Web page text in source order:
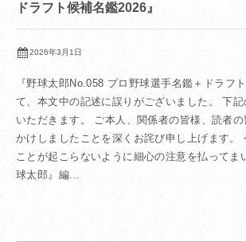
ドラフト候補名鑑2026』
2026年3月1日
『野球太郎No.058 プロ野球選手名鑑＋ドラフ
て、本文中の記述に誤りがございました。 下
いただきます。 ご本人、関係者の皆様、読者
かけしましたことを深くお詫び申し上げます。
ことが起こらないように細心の注意を払ってま
球太郎』編...